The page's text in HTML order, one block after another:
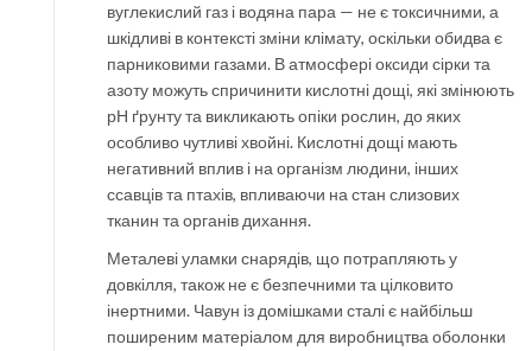
вуглекислий газ і водяна пара — не є токсичними, а
шкідливі в контексті зміни клімату, оскільки обидва є
парниковими газами. В атмосфері оксиди сірки та
азоту можуть спричинити кислотні дощі, які змінюють
рН ґрунту та викликають опіки рослин, до яких
особливо чутливі хвойні. Кислотні дощі мають
негативний вплив і на організм людини, інших
ссавців та птахів, впливаючи на стан слизових
тканин та органів дихання.
Металеві уламки снарядів, що потрапляють у
довкілля, також не є безпечними та цілковито
інертними. Чавун із домішками сталі є найбільш
поширеним матеріалом для виробництва оболонки